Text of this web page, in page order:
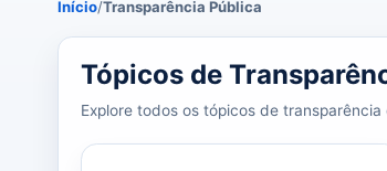
Início/Transparência Pública
39 tópicos carregados do banco de
Tópicos de
Explore todos os tópicos de